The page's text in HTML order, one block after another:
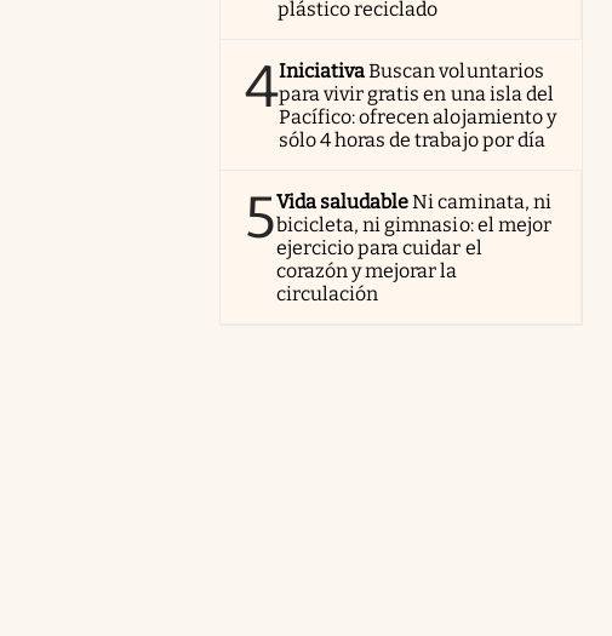
plástico reciclado
4IniciativaBuscan voluntarios
para vivir gratis en una isla del
Pacífico: ofrecen alojamiento y
sólo 4 horas de trabajo por día
5Vida saludableNi caminata, ni
bicicleta, ni gimnasio: el mejor
ejercicio para cuidar el
corazón y mejorar la
circulación